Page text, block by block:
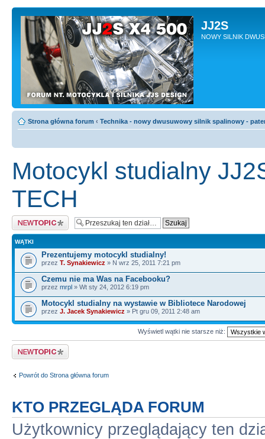
JJ2S
NOWY SILNIK
Strona główna forum ‹ Technika - nowy dwusuwowy silnik spalinowy -
Motocykl studialny
TECH
Napisz wątek
WĄTKI
Prezentujemy motocykl studialny!
przez T. Synakiewicz » N wrz 25, 2011 7:21 pm
Czemu nie ma Was na Facebooku?
przez mrpl » Wt sty 24, 2012 6:19 pm
Motocykl studialny na wystawie w Bibliotece Narodowej
przez J. Jacek Synakiewicz » Pt gru 09, 2011 2:48 am
Wyświetl wątki nie starsze niż:
Napisz wątek
Powrót do Strona główna forum
KTO PRZEGLĄDA FORUM
Użytkownicy przeglądający ten